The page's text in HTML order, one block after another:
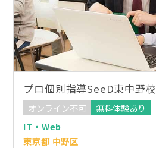
プロ個別指導SeeD東中野校
オンライン不可
無料体験あり
IT・Web
東京都 中野区